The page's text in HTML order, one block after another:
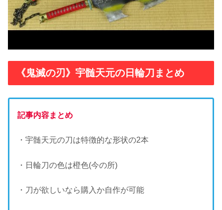
《鬼滅の刃》宇髄天元の日輪刀まとめ
記事内容まとめ
・宇髄天元の刀は特徴的な形状の2本
・日輪刀の色は橙色(今の所)
・刀が欲しいなら購入か自作が可能